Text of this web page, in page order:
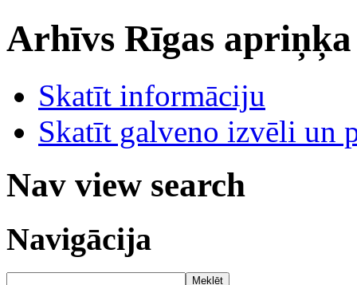
Arhīvs Rīgas
Skatīt informāciju
Skatīt galveno izvēli un
Nav view search
Navigācija
Meklēt